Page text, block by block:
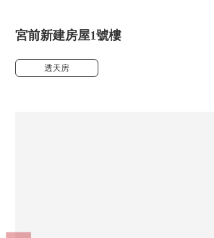
宮前新建房屋1號樓
透天房